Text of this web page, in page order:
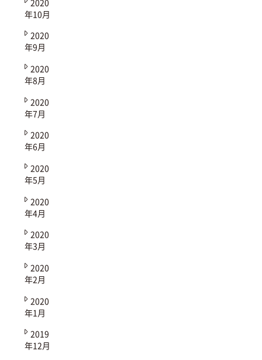
年10月
2020
年9月
2020
年8月
2020
年7月
2020
年6月
2020
年5月
2020
年4月
2020
年3月
2020
年2月
2020
年1月
2019
年12月